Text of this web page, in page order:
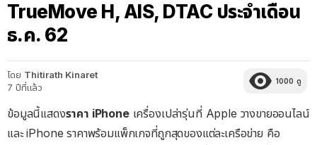
TrueMove H, AIS, DTAC ประจำเดือน
ธ.ค. 62
โดย Thitirath Kinaret
7 ปีที่แล้ว
1000 ดู
ข้อมูลนี้แสดงราคา iPhoneเครื่องเปล่ารุ่นที่ Apple วางขายออนไลน์
และ iPhone ราคาพร้อมแพ็กเกจที่ถูกสุดของแต่ละเครือข่าย คือ